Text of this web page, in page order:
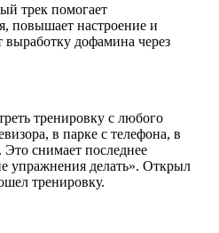
трек помогает
повышает настроение и
выработку дофамина через
тренировку с любого
в парке с телефона, в
снимает последнее
упражнения делать». Открыл
тренировку.